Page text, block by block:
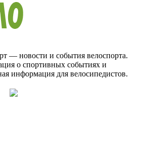
— новости и события велоспорта.
о спортивных событиях и
информация для велосипедистов.